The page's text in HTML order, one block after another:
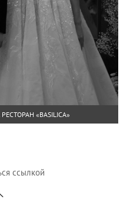
«BASILICA»
ссылкой